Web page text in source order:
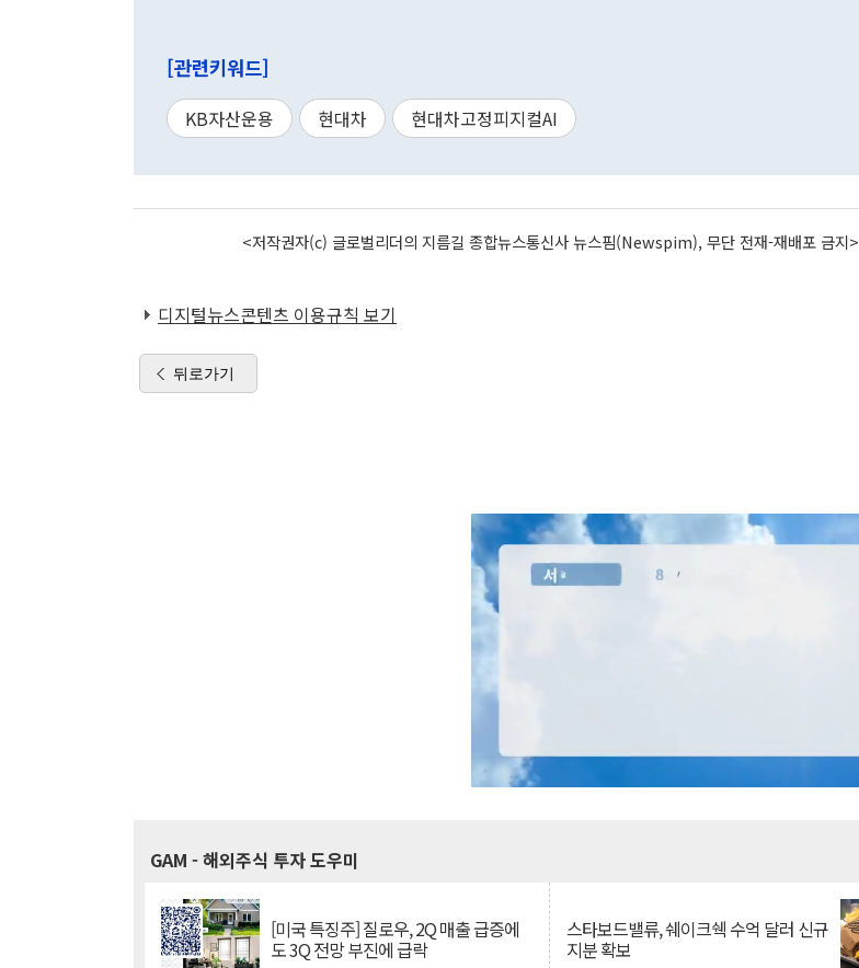
[관련키워드]
KB자산운용 현대차 현대차고정피지컬AI
<저작권자(c) 글로벌리더의 지름길 종합뉴스통신사 뉴스핌(Newspim), 무단 전재-재배포 금지>
디지털뉴스콘텐츠 이용규칙 보기
뒤로가기
GAM - 해외주식 투자 도우미
[미국 특징주] 질로우, 2Q 매출 급증에
도 3Q 전망 부진에 급락
스타보드밸류, 쉐이크쉑 수억 달러 신규
지분 확보